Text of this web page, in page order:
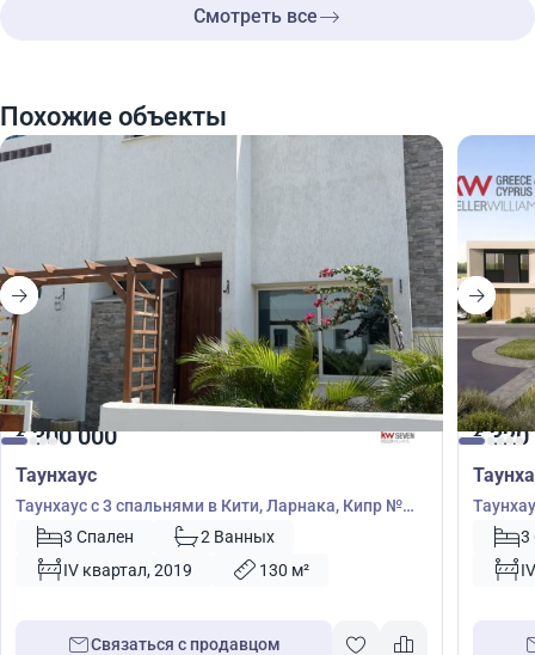
Смотреть все
Похожие объекты
€300 000
Таунхаус
Таунхаус с 3 спальнями в Кити, Ларнака, Кипр №
399083 Спален
2 Ванных
IV квартал, 2019
130 м²
Связаться с продавцом
€320
405103